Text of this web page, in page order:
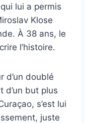
lui a permis
Klose
À 38 ans, le
l’histoire.
d’un doublé
d’un but plus
s’est lui
juste